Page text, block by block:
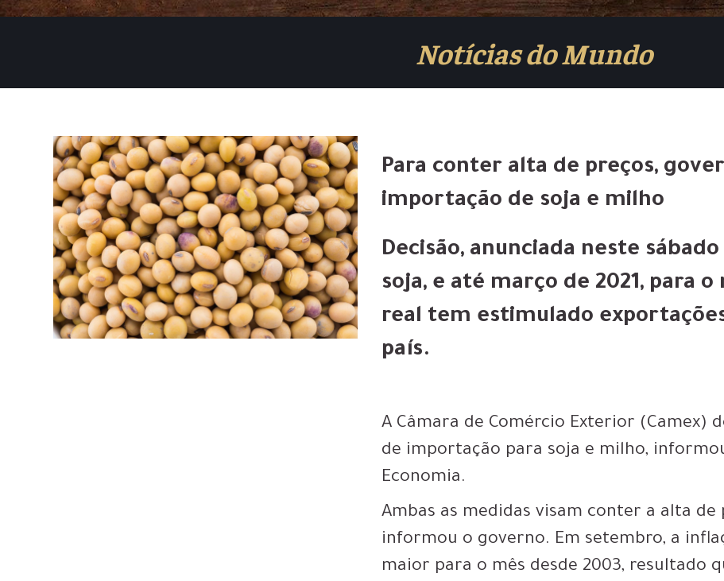
Notícias do Mundo
Para conter alta de preços,
importação de soja e milho
Decisão, anunciada neste
soja, e até março de 2021, para
real tem estimulado
país.
A Câmara de Comércio Exterior
de importação para soja e milho,
Economia.
Ambas as medidas visam conter a alta
informou o governo. Em setembro, a
maior para o mês desde 2003, resultado